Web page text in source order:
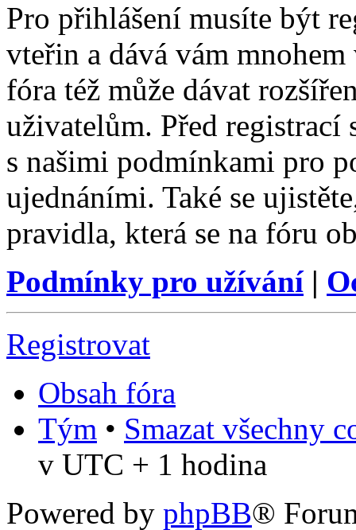
Pro přihlášení musíte být
vteřin a dává vám
fóra též může dávat
uživatelům. Před registrací
s našimi podmínkami pro
ujednáními. Také se
pravidla, která se na fóru
Podmínky pro užívání|
Registrovat
Obsah fóra
Tým • Smazat všechny
v UTC + 1 hodina
Powered by phpBB®